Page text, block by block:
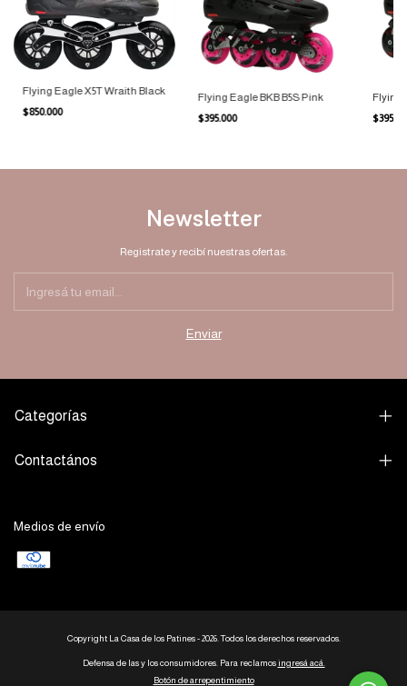
Flying Eagle X5T Wraith Black
$850.000
Flying Eagle BKB B5S Pink
$395.000
Flying
Newsletter
Registrate y recibí nuestras ofertas.
Categorías
Contactános
Medios de envío
Copyright La Casa de los Patines - 2026. Todos los derechos reservados.
Defensa de las y los consumidores. Para reclamos ingresá acá.
Botón de arrepentimiento